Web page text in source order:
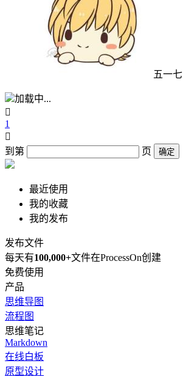
五一七
加载中...

1

到第
页 确定
最近使用
我的收藏
我的发布
发布文件
每天有100,000+文件在ProcessOn创建
免费使用
产品
思维导图
流程图
思维笔记
Markdown
在线白板
原型设计